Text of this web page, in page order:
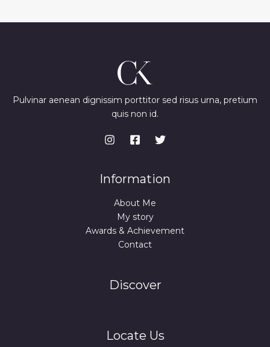
Pulvinar aenean dignissim porttitor sed risus urna, pretium
quis non id.
Information
About Me
My story
Awards & Achievement
Contact
Discover
Locate Us